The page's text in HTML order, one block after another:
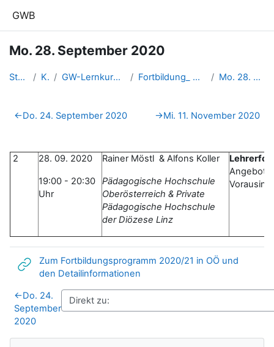
GWB
Mo. 28. September 2020
Startseite Kurse GW-Lernkurse aus der Fortbildu... Fortbildung_ WebinarGW_20202021 Mo. 28. September 2020
Abschnittsübersicht
←Do. 24. September 2020 →Mi. 11. November 2020
2 28. 09. 2020
19:00 - 20:30
Uhr
Rainer Möstl & Alfons Koller
Pädagogische Hochschule
Oberösterreich & Private
Pädagogische Hochschule
der Diözese Linz
Angebote
Zum Fortbildungsprogramm 2020/21 in OÖ und
den Detailinformationen
←Do. 24.
September
2020